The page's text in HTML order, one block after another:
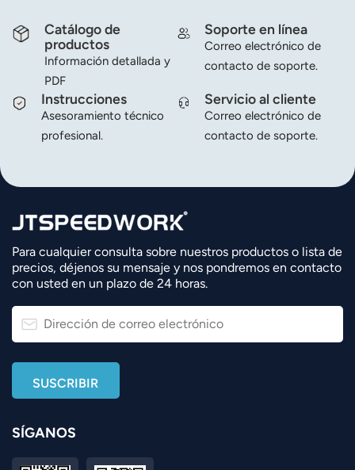
Catálogo de
productos
Información detallada y
PDF
Soporte en línea
Correo electrónico de
contacto de soporte.
Instrucciones
Asesoramiento técnico
profesional.
Servicio al cliente
Correo electrónico de
contacto de soporte.
Para cualquier consulta sobre nuestros productos o lista de
precios, déjenos su mensaje y nos pondremos en contacto
con usted en un plazo de 24 horas.
SÍGANOS